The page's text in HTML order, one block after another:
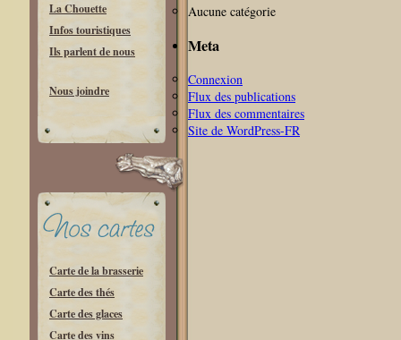
La Chouette
Infos touristiques
Ils parlent de nous
Nous joindre
Carte de la brasserie
Carte des thés
Carte des glaces
Carte des vins
Aucune catégorie
Meta
Connexion
Flux des publications
Flux des commentaires
Site de WordPress-FR